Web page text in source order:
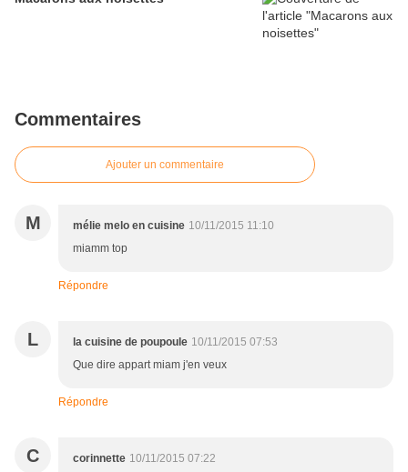
Commentaires
Ajouter un commentaire
M mélie melo en cuisine 10/11/2015 11:10
miamm top
Répondre
L la cuisine de poupoule 10/11/2015 07:53
Que dire appart miam j'en veux
Répondre
C corinnette 10/11/2015 07:22